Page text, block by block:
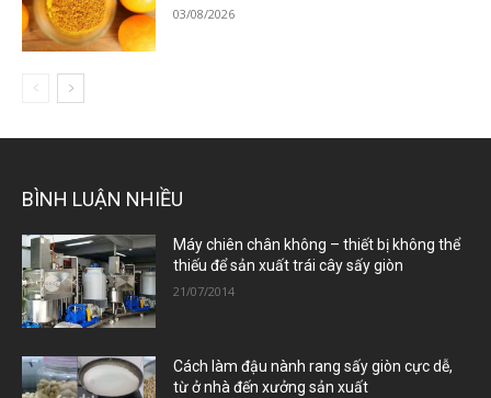
03/08/2026
BÌNH LUẬN NHIỀU
Máy chiên chân không – thiết bị không thể
thiếu để sản xuất trái cây sấy giòn
21/07/2014
Cách làm đậu nành rang sấy giòn cực dễ,
từ ở nhà đến xưởng sản xuất